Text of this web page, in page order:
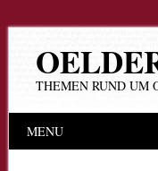
THEMEN RUND UM
Inhalt
MENU